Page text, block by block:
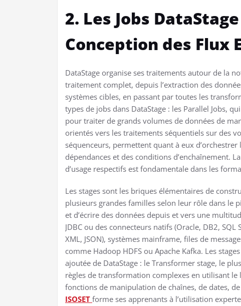
2. Les Jobs
Conception des Flux
DataStage organise ses traitements autour de la
traitement complet, depuis l’extraction des
systèmes cibles, en passant par toutes les
types de jobs dans DataStage : les Parallel Jobs,
pour traiter de grands volumes de données de
orientés vers les traitements séquentiels sur des
séquenceurs, permettent quant à eux
dépendances et des conditions d’enchaînement.
d’usage respectifs est fondamentale dans les
Les stages sont les briques élémentaires de
plusieurs grandes familles selon leur rôle dans le
et d’écrire des données depuis et vers une
JDBC ou des connecteurs natifs (Oracle, DB2, SQL
XML, JSON), systèmes mainframe, files de
comme Hadoop HDFS ou Apache Kafka. Les
ajoutée de DataStage : le Transformer stage, le
règles de transformation complexes en utilisant le
fonctions de manipulation de chaînes, de dates,
ISOSET forme ses apprenants à l’utilisation